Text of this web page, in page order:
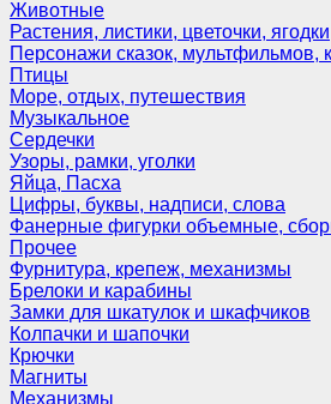
Животные
Растения, листики, цветочки, ягодки
Персонажи сказок, мультфильмов,
Птицы
Море, отдых, путешествия
Музыкальное
Сердечки
Узоры, рамки, уголки
Яйца, Пасха
Цифры, буквы, надписи, слова
Фанерные фигурки объемные,
Прочее
Фурнитура, крепеж, механизмы
Брелоки и карабины
Замки для шкатулок и шкафчиков
Колпачки и шапочки
Крючки
Магниты
Механизмы